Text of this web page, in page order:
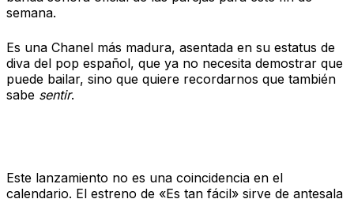
semana.
Es una Chanel más madura, asentada en su estatus de
diva del pop español, que ya no necesita demostrar que
puede bailar, sino que quiere recordarnos que también
sabe sentir.
Este lanzamiento no es una coincidencia en el
calendario. El estreno de «Es tan fácil» sirve de antesala